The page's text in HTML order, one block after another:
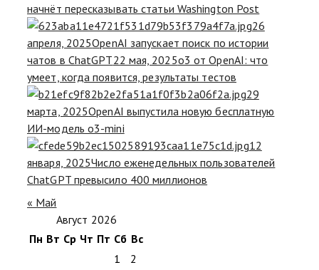
начнёт пересказывать статьи Washington Post
26
апреля, 2025OpenAI запускает поиск по истории
чатов в ChatGPT22 мая, 2025o3 от OpenAI: что
умеет, когда появится, результаты тестов
29
марта, 2025OpenAI выпустила новую бесплатную
ИИ-модель o3-mini
12
января, 2025Число еженедельных пользователей
ChatGPT превысило 400 миллионов
« Май
Август 2026
Пн Вт Ср Чт Пт Сб Вс
1
2